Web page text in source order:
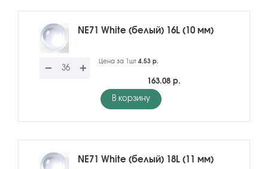
NE71 White (белый) 16L (10 мм)
Цена за 1шт 4.53 р.
163.08 р.
В корзину
NE71 White (белый) 18L (11 мм)